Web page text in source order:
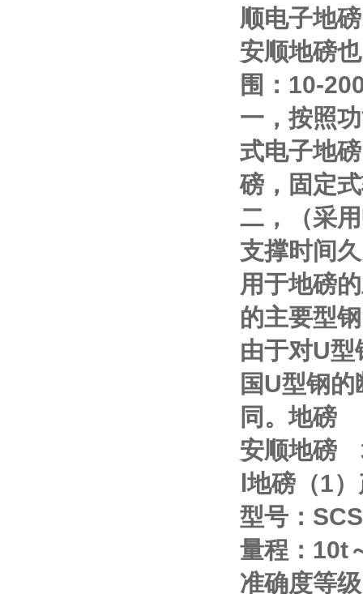
顺电子地磅
安顺地磅
围： 10-
一，按照
式电子地
磅，固定
二，（采用
支撑时间
用于地磅
的主要型
由于对U型
国U型钢的
同。地磅
安顺地磅
Ⅰ地磅（1
型号： SCS
量程： 10t
准确度等